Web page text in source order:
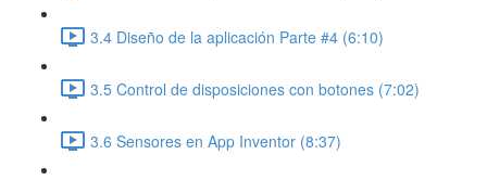
3.4 Diseño de la aplicación Parte #4 (6:10)
3.5 Control de disposiciones con botones (7:02)
3.6 Sensores en App Inventor (8:37)